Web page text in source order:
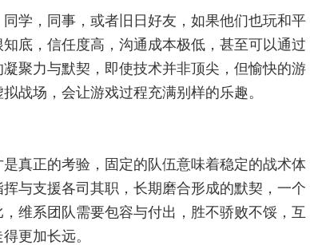
学，同事，或者旧日好友，如果他们也玩和平
底，信任度高，沟通成本极低，甚至可以通过
聚力与默契，即使技术并非顶尖，但愉快的游
战场，会让游戏过程充满别样的乐趣。
真正的考验，固定的队伍意味着稳定的战术体
与支援各司其职，长期磨合形成的默契，一个
维系团队需要包容与付出，胜不骄败不馁，互
更加长远。